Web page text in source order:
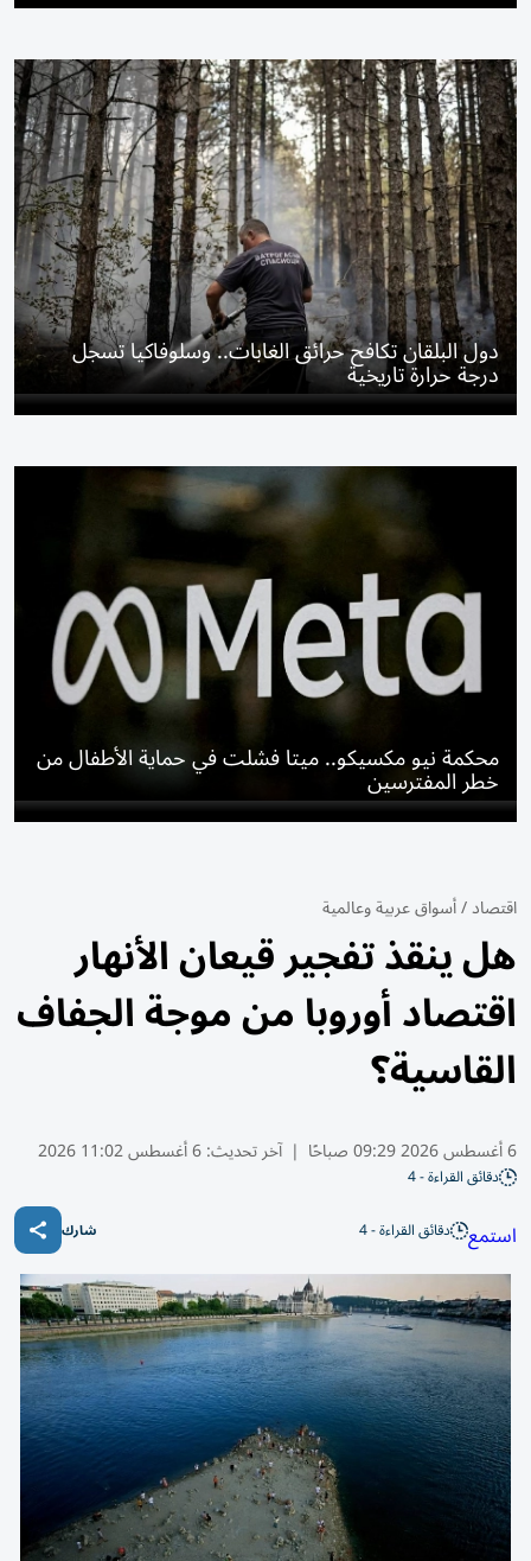
دول البلقان تكافح حرائق الغابات.. وسلوفاكيا تسجل
درجة حرارة تاريخية
محكمة نيو مكسيكو.. ميتا فشلت في حماية الأطفال من
خطر المفترسين
اقتصاد/أسواق عربية وعالمية
هل ينقذ تفجير قيعان الأنهار
اقتصاد أوروبا من موجة الجفاف
القاسية؟
6 أغسطس 2026 09:29 صباحًا | آخر تحديث:6 أغسطس 11:02 2026
دقائق القراءة - 4
استمع دقائق القراءة - 4 شارك